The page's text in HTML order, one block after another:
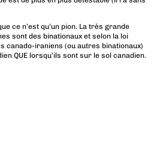
ce n’est qu’un pion. La très grande
sont des binationaux et selon la loi
canado-iraniens (ou autres binationaux)
QUE lorsqu’ils sont sur le sol canadien.